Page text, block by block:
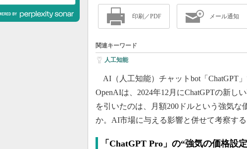
印刷／PDF メール通知
関連キーワード
人工知能
AI（人工知能）チャットbot「ChatGPT
OpenAIは、2024年12月にChatGPTの新し
を引いたのは、月額200ドルという強気
か。AI市場に与える影響と併せて考察する
「ChatGPT Pro」の“強気の価格設